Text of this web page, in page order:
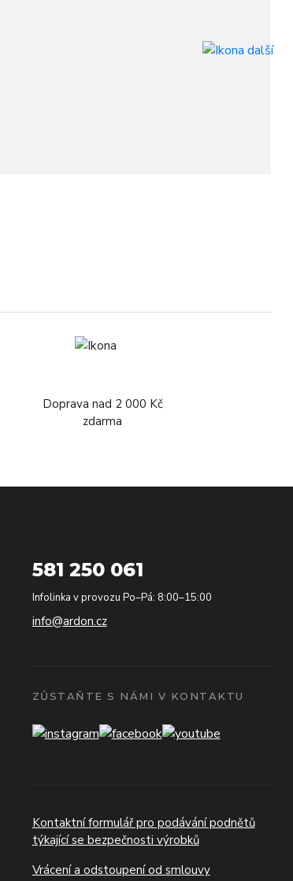
Doprava nad 2 000 Kč
zdarma
581 250 061
Infolinka v provozu Po–Pá: 8:00–15:00
info@ardon.cz
ZŮSTAŇTE S NÁMI V KONTAKTU
Kontaktní formulář pro podávání podnětů
týkající se bezpečnosti výrobků
Vrácení a odstoupení od smlouvy